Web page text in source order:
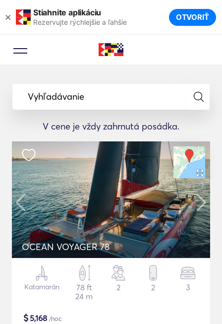
× Stiahnite aplikáciu
Rezervujte rýchlejšie a ľahšie OTVORIŤ
Vyhľadávanie
V cene je vždy zahrnutá posádka.
OCEAN VOYAGER 78
Katamarán
78 ft
24 m
2 2 3
$5,168 /noc